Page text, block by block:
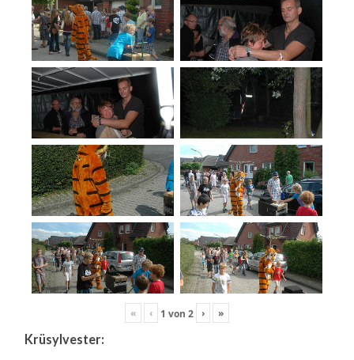
« ‹ 1 von 2 › »
Krüsylvester: